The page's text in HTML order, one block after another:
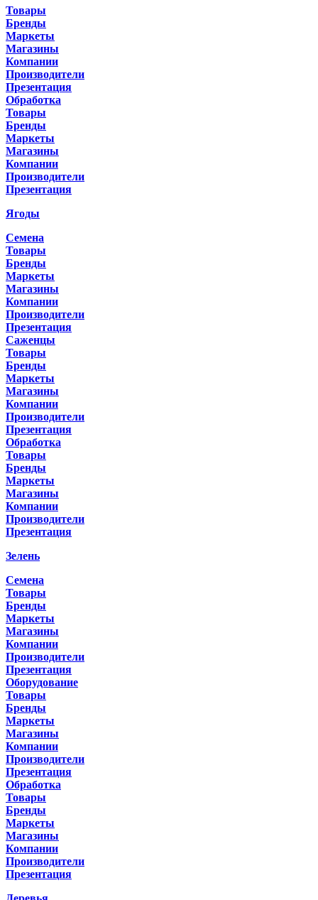
Товары
Бренды
Маркеты
Магазины
Компании
Производители
Презентация
Обработка
Товары
Бренды
Маркеты
Магазины
Компании
Производители
Презентация
Ягоды
Семена
Товары
Бренды
Маркеты
Магазины
Компании
Производители
Презентация
Саженцы
Товары
Бренды
Маркеты
Магазины
Компании
Производители
Презентация
Обработка
Товары
Бренды
Маркеты
Магазины
Компании
Производители
Презентация
Зелень
Семена
Товары
Бренды
Маркеты
Магазины
Компании
Производители
Презентация
Оборудование
Товары
Бренды
Маркеты
Магазины
Компании
Производители
Презентация
Обработка
Товары
Бренды
Маркеты
Магазины
Компании
Производители
Презентация